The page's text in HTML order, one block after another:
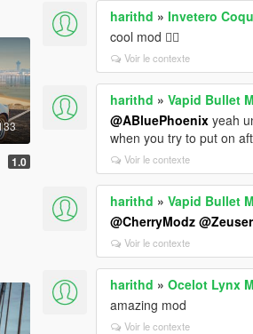
1.0
harithd »Invetero
cool mod 👍🏽
Voir le contexte
harithd »Vapid Bullet
@ABluePhoenix yeah
when you try to put on
Voir le contexte
harithd »Vapid Bullet
@CherryModz
Voir le contexte
harithd »Ocelot Lynx
amazing mod
Voir le contexte